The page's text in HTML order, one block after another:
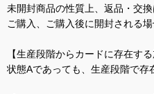
未開封商品の性質上、返品・交換
ご購入、ご購入後に開封される
【生産段階からカードに存在す
状態Aであっても、生産段階で存